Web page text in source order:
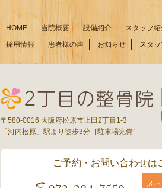
HOME 当院概要 設備紹介 スタッフ
採用情報 患者様の声 お知らせ スタ
〒580-0016 大阪府松原市上田2丁目1-3
「河内松原」駅より徒歩3分［駐車場完備］
ご予約・お問い合わせは